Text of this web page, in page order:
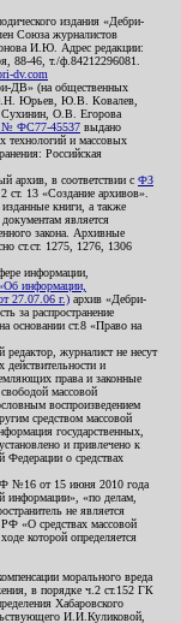
издания «Дебри-
Союза журналистов
И.Ю. Адрес редакции:
88-46, т./ф.84212296081.
dv.com
ДВ» (на общественных
Юрьев, Ю.В. Ковалев,
О.В. Егорова
ФС77-45537 выдано
технологий и массовых
Российская
архив, в соответствии с ФЗ
2 ст. 13 «Создание архивов».
книги, а также
является
закона. Архивные
ст.ст. 1275, 1276, 1306
информации,
информации,
27.07.06 г.) архив «Дебри-
за распространение
основании ст.8 «Право на
журналист не несут
действительности и
права и законные
массовой
воспроизведением
средством массовой
государственных,
и привлечено к
Федерации о средствах
№16 от 15 июня 2010 года
информации», «по делам,
не является
«О средствах массовой
которой определяется
морального вреда
в порядке ч.2 ст.152 ГК
Хабаровского
И.И.Куликовой,